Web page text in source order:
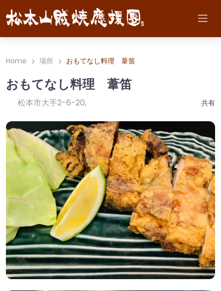
Home 場所 おもてなし料理 葦笛
おもてなし料理 葦笛
松本市大手2-6-20, 共有